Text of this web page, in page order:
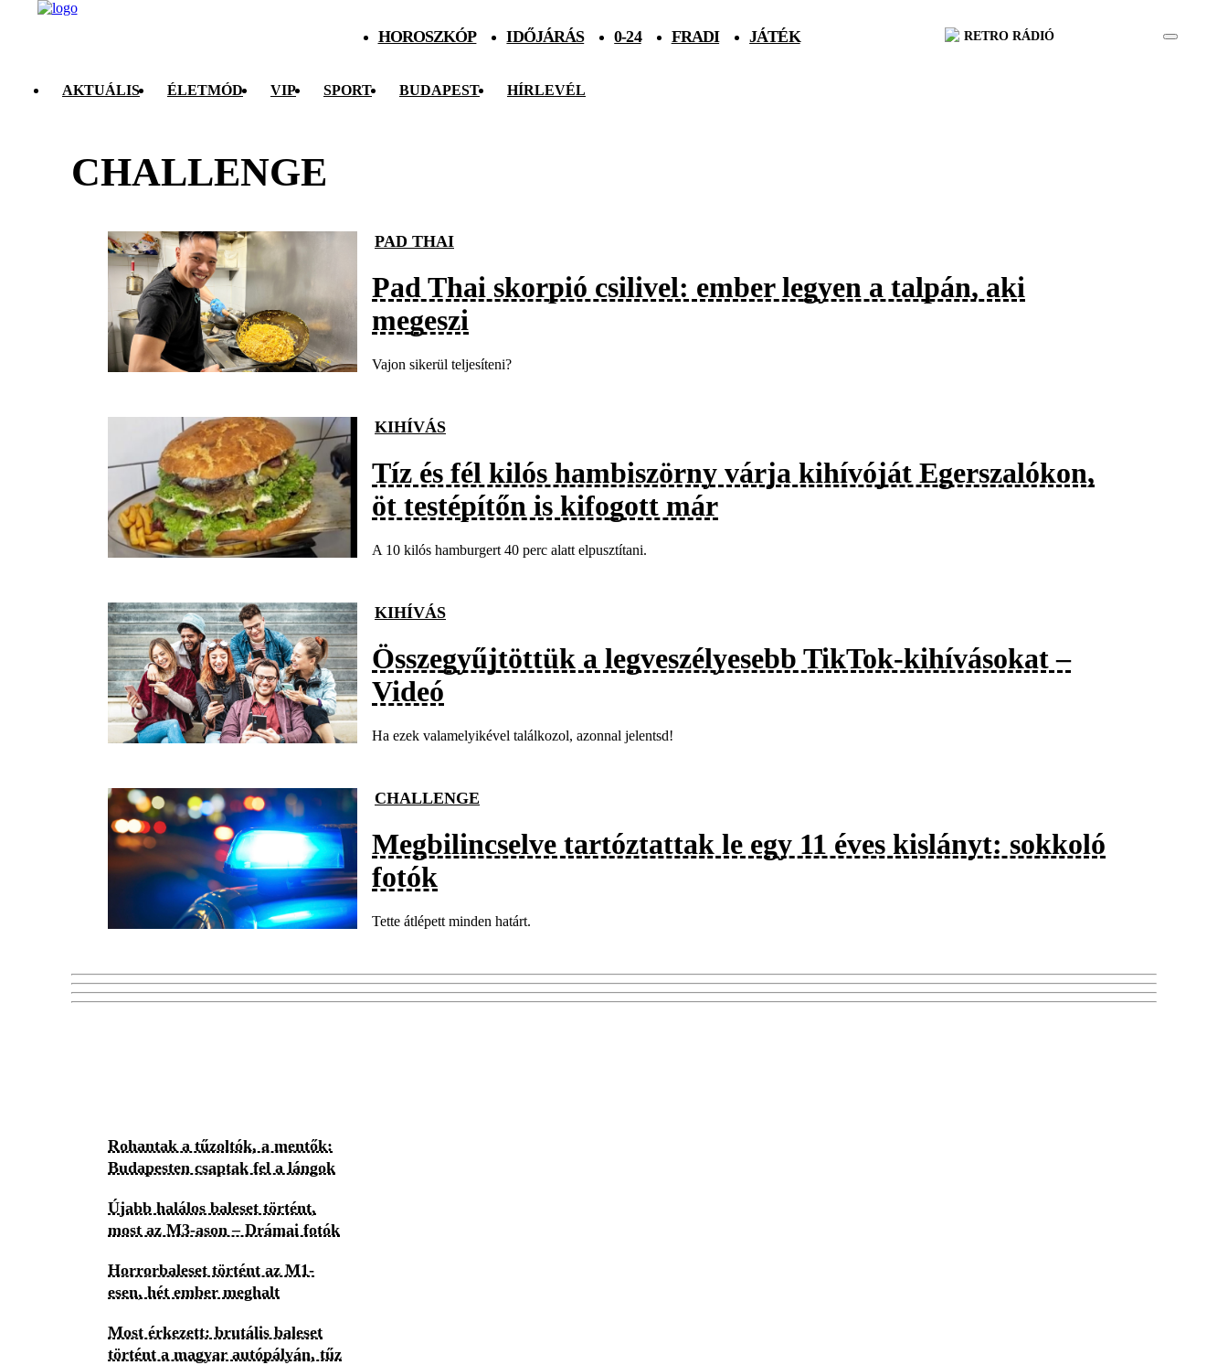
HOROSZKÓP IDŐJÁRÁS 0-24 FRADI JÁTÉK RETRO RÁDIÓ
AKTUÁLIS ÉLETMÓD VIP SPORT BUDAPEST HÍRLEVÉL
CHALLENGE
PAD THAI
Pad Thai skorpió csilivel: ember legyen a talpán, aki
megeszi
Vajon sikerül teljesíteni?
KIHÍVÁS
Tíz és fél kilós hambiszörny várja kihívóját Egerszalókon,
öt testépítőn is kifogott már
A 10 kilós hamburgert 40 perc alatt elpusztítani.
KIHÍVÁS
Összegyűjtöttük a legveszélyesebb TikTok-kihívásokat –
Videó
Ha ezek valamelyikével találkozol, azonnal jelentsd!
CHALLENGE
Megbilincselve tartóztattak le egy 11 éves kislányt: sokkoló
fotók
Tette átlépett minden határt.
Rohantak a tűzoltók, a mentők:
Budapesten csaptak fel a lángok
Újabb halálos baleset történt,
most az M3-ason – Drámai fotók
Horrorbaleset történt az M1-
esen, hét ember meghalt
Most érkezett: brutális baleset
történt a magyar autópályán, tűz